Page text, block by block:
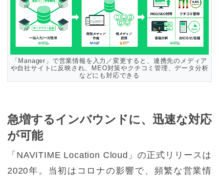
「Manager」で営業情報を入力／変更すると、連携先のメディア
や自社サイトに反映され、MEO対策やクチコミ管理、データ分析
などにも対応できる
急増するインバウンドに、迅速な対応
が可能
「NAVITIME Location Cloud」の正式リリースは
2020年。当初はコロナの影響で、頻繁な営業情